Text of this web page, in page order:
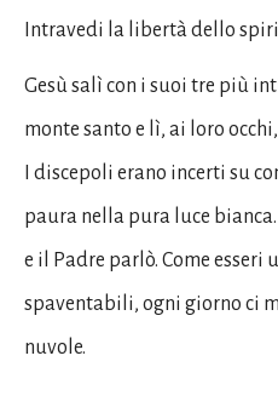
Intravedi la libertà dello
Gesù salì con i suoi tre più
monte santo e lì, ai loro
I discepoli erano incerti su
paura nella pura luce
e il Padre parlò. Come
spaventabili, ogni giorno ci
nuvole.